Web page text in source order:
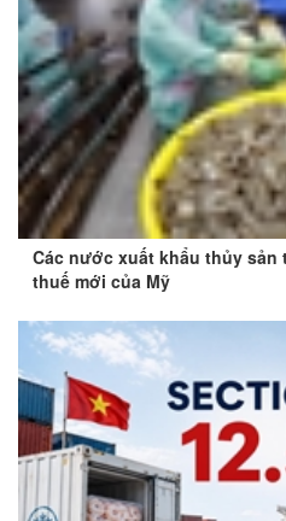
Các nước xuất khẩu thủy
thuế mới của Mỹ